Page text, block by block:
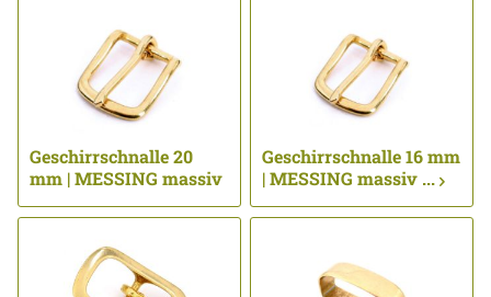
Geschirrschnalle 20
mm | MESSING massiv
Geschirrschnalle 16 mm
| MESSING massiv ...